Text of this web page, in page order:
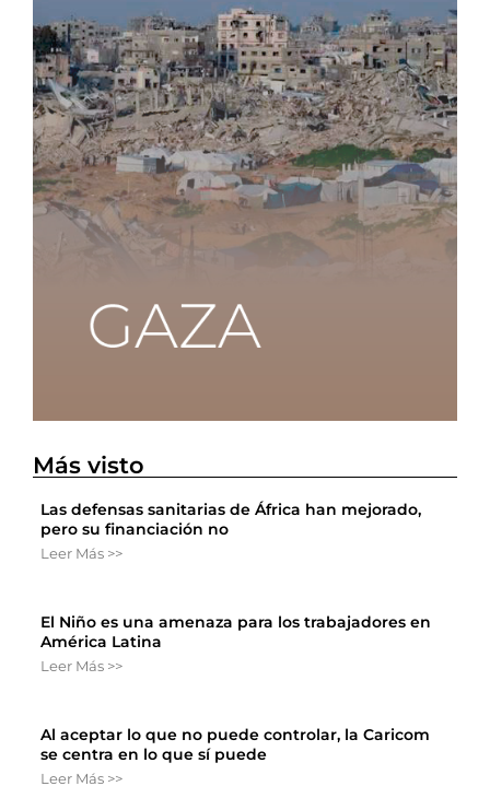
Más visto
Las defensas sanitarias de África han mejorado,
pero su financiación no
Leer Más >>
El Niño es una amenaza para los trabajadores en
América Latina
Leer Más >>
Al aceptar lo que no puede controlar, la Caricom
se centra en lo que sí puede
Leer Más >>